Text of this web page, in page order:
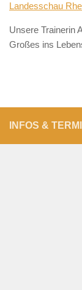
Landesschau
Unsere Trainerin
Großes ins
INFOS &